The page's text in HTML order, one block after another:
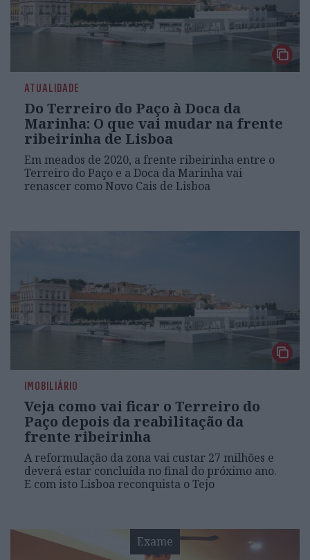
ATUALIDADE
Do Terreiro do Paço à Doca da
Marinha: O que vai mudar na frente
ribeirinha de Lisboa
Em meados de 2020, a frente ribeirinha entre o
Terreiro do Paço e a Doca da Marinha vai
renascer como Novo Cais de Lisboa
IMOBILIÁRIO
Veja como vai ficar o Terreiro do
Paço depois da reabilitação da
frente ribeirinha
A reformulação da zona vai custar 27 milhões e
deverá estar concluída no final do próximo ano.
E com isto Lisboa reconquista o Tejo
Exame